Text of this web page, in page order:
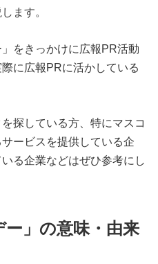
ます。
をきっかけに広報PR活動
に広報PRに活かしている
探している方、特にマスコ
ービスを提供している企
る企業などはぜひ参考にし
ー」の意味・由来